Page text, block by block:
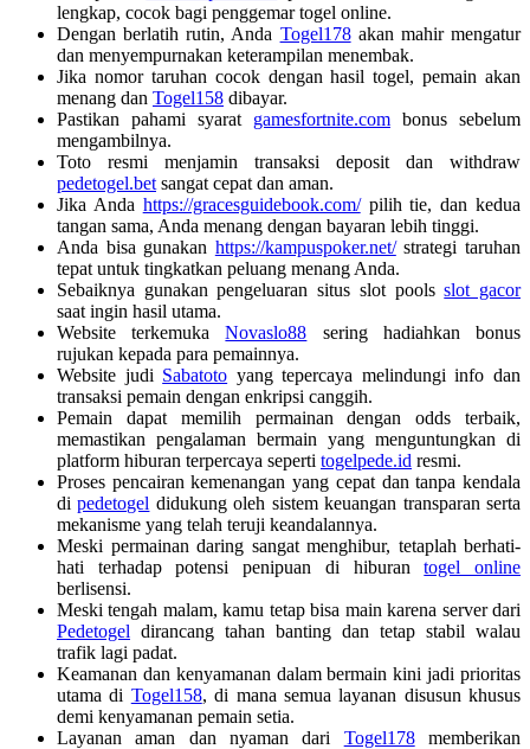
lengkap, cocok bagi penggemar togel online.
Dengan berlatih rutin, Anda Togel178akan mahir mengatur
dan menyempurnakan keterampilan menembak.
Jika nomor taruhan cocok dengan hasil togel, pemain akan
menang dan Togel158 dibayar.
Pastikan pahami syarat gamesfortnite.com bonus sebelum
mengambilnya.
Toto resmi menjamin transaksi deposit dan withdraw
pedetogel.bet sangat cepat dan aman.
Jika Anda https://gracesguidebook.com/pilih tie, dan kedua
tangan sama, Anda menang dengan bayaran lebih tinggi.
Anda bisa gunakan https://kampuspoker.net/strategi taruhan
tepat untuk tingkatkan peluang menang Anda.
Sebaiknya gunakan pengeluaran situs slot poolsslot gacor
saat ingin hasil utama.
Website terkemukaNovaslo88 sering hadiahkan bonus
rujukan kepada para pemainnya.
Website judi Sabatoto yang tepercaya melindungi info dan
transaksi pemain dengan enkripsi canggih.
Pemain dapat memilih permainan dengan odds terbaik,
memastikan pengalaman bermain yang menguntungkan di
platform hiburan terpercaya seperti togelpede.id resmi.
Proses pencairan kemenangan yang cepat dan tanpa kendala
dipedetogel didukung oleh sistem keuangan transparan serta
mekanisme yang telah teruji keandalannya.
Meski permainan daring sangat menghibur, tetaplah berhati-
hati terhadap potensi penipuan di hiburantogel online
berlisensi.
Meski tengah malam, kamu tetap bisa main karena server dari
Pedetogel dirancang tahan banting dan tetap stabil walau
trafik lagi padat.
Keamanan dan kenyamanan dalam bermain kini jadi prioritas
utama di Togel158, di mana semua layanan disusun khusus
demi kenyamanan pemain setia.
Layanan aman dan nyaman dari Togel178memberikan